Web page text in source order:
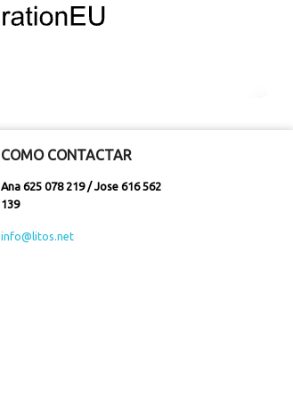
COMO CONTACTAR
Ana 625 078 219 / Jose 616 562
139
info@litos.net